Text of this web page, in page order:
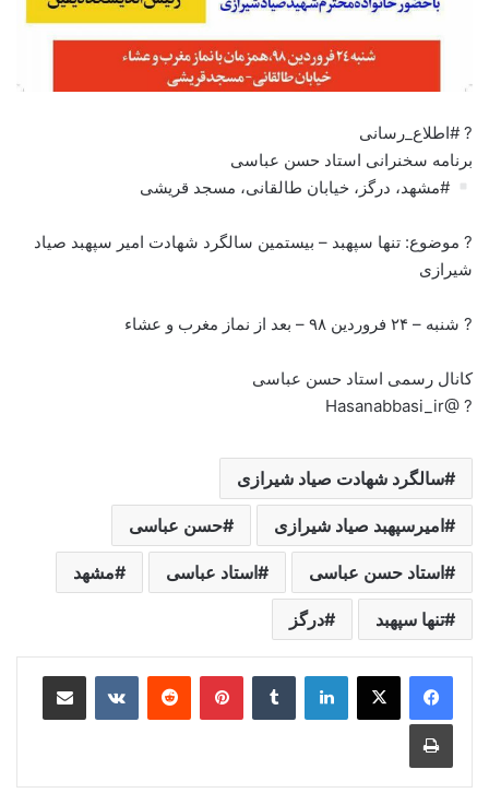
? #اطلاع_رسانی
برنامه سخنرانی استاد حسن عباسی
#مشهد، درگز، خیابان طالقانی، مسجد قریشی
? موضوع: تنها سپهبد – بیستمین سالگرد شهادت امیر سپهبد صیاد
شیرازی
? شنبه – ۲۴ فروردین ۹۸ – بعد از نماز مغرب و عشاء
کانال رسمی استاد حسن عباسی
? @Hasanabbasi_ir
سالگرد شهادت صیاد شیرازی
امیرسپهبد صیاد شیرازی حسن عباسی
استاد حسن عباسی استاد عباسی مشهد
تنها سپهبد درگز
لینکدین ‫تامبلر ‫پین‌ترست‫رددیت ‫VKontakteاشتراک گذاری از طریق ایمیل
چاپ